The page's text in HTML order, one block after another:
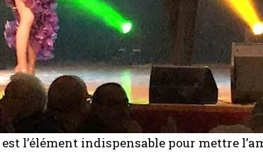
est l’élément indispensable pour mettre